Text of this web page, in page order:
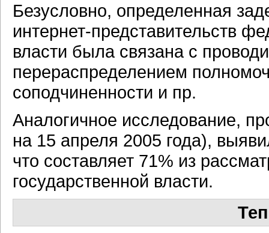
Безусловно, определенная
интернет-представительств
власти была связана с
перераспределением
соподчиненности и пр.
Аналогичное исследование,
на 15 апреля 2005 года),
что составляет 71% из
государственной власти.